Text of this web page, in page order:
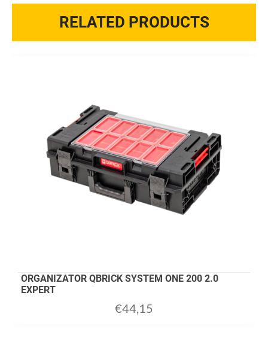
RELATED PRODUCTS
ORGANIZATOR QBRICK SYSTEM ONE 200 2.0
EXPERT
€44,15